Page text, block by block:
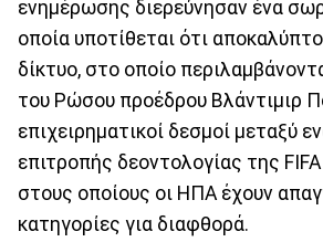
ενημέρωσης διερεύνησαν ένα
οποία υποτίθεται ότι
δίκτυο, στο οποίο
του Ρώσου προέδρου Βλάντιμιρ
επιχειρηματικοί δεσμοί μεταξύ
επιτροπής δεοντολογίας της
στους οποίους οι ΗΠΑ έχουν
κατηγορίες για διαφθορά.